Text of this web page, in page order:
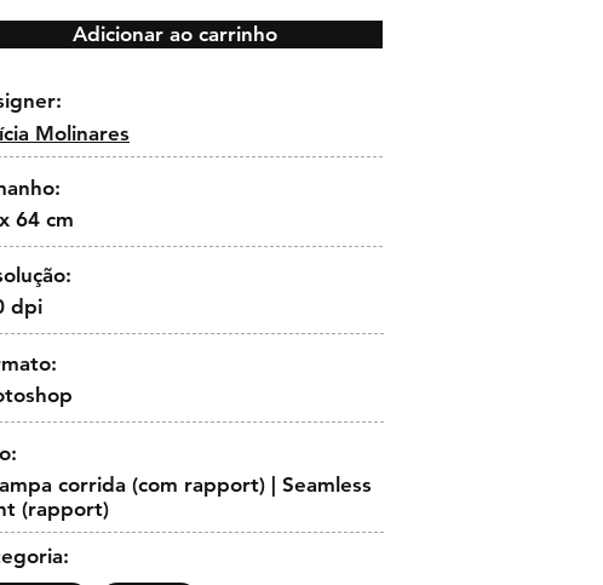
Adicionar ao carrinho
Molinares
64 cm
dpi
corrida (com rapport) | Seamless
(rapport)